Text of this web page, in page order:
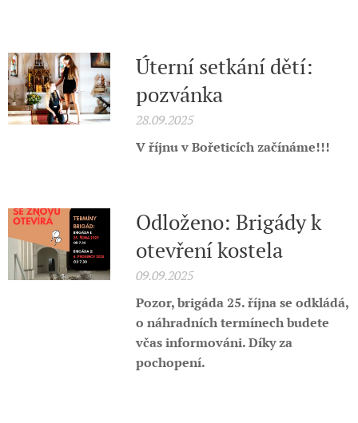
Úterní setkání dětí:
pozvánka
28.09.2025
V říjnu v Bořeticích začínáme!!!
Odloženo: Brigády k
otevření kostela
09.09.2025
Pozor, brigáda 25. října se odkládá,
o náhradních termínech budete
včas informováni. Díky za
pochopení.